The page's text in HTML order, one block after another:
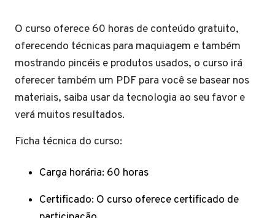
O curso oferece 60 horas de conteúdo gratuito,
oferecendo técnicas para maquiagem e também
mostrando pincéis e produtos usados, o curso irá
oferecer também um PDF para você se basear nos
materiais, saiba usar da tecnologia ao seu favor e
verá muitos resultados.
Ficha técnica do curso:
Carga horária: 60 horas
Certificado: O curso oferece certificado de